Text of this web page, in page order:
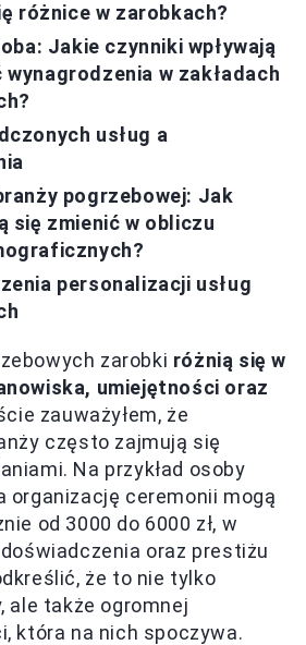
różnice w zarobkach?
Jakie czynniki wpływają
w zakładach
usług a
pogrzebowej: Jak
się zmienić w obliczu
personalizacji usług
zarobki różnią się w
umiejętności oraz
zauważyłem, że
często zajmują się
Na przykład osoby
organizację ceremonii mogą
od 3000 do 6000 zł, w
oraz prestiżu
że to nie tylko
ale także ogromnej
która na nich spoczywa.